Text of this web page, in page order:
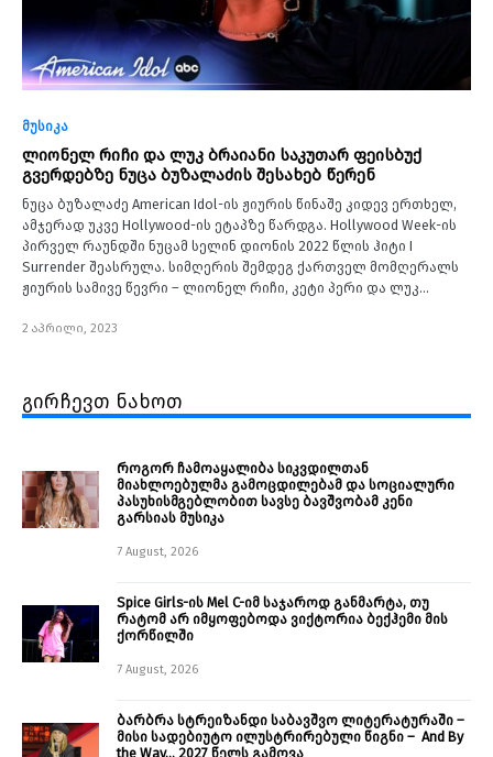
მუსიკა
ლიონელ რიჩი და ლუკ ბრაიანი საკუთარ ფეისბუქ
გვერდებზე ნუცა ბუზალაძის შესახებ წერენ
ნუცა ბუზალაძე American Idol-ის ჟიურის წინაშე კიდევ ერთხელ,
ამჯერად უკვე Hollywood-ის ეტაპზე წარდგა. Hollywood Week-ის
პირველ რაუნდში ნუცამ სელინ დიონის 2022 წლის ჰიტი I
Surrender შეასრულა. სიმღერის შემდეგ ქართველ მომღერალს
ჟიურის სამივე წევრი – ლიონელ რიჩი, კეტი პერი და ლუკ…
2 აპრილი, 2023
გირჩევთ ნახოთ
როგორ ჩამოაყალიბა სიკვდილთან
მიახლოებულმა გამოცდილებამ და სოციალური
პასუხისმგებლობით სავსე ბავშვობამ კენი
გარსიას მუსიკა
7 August, 2026
Spice Girls-ის Mel C-იმ საჯაროდ განმარტა, თუ
რატომ არ იმყოფებოდა ვიქტორია ბექჰემი მის
ქორწილში
7 August, 2026
ბარბრა სტრეიზანდი საბავშვო ლიტერატურაში –
მისი სადებიუტო ილუსტრირებული წიგნი – And By
the Way… 2027 წელს გამოვა